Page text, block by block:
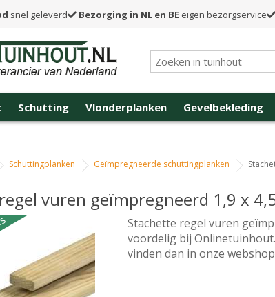
snel geleverd Bezorging in NL en BE eigen bezorgservice
Schutting Vlonderplanken Gevelbekleding
Schuttingplanken Geïmpregneerde schuttingplanken
vuren geïmpregneerd 1,9 x
Stachette regel vuren
voordelig bij
vinden dan in onze